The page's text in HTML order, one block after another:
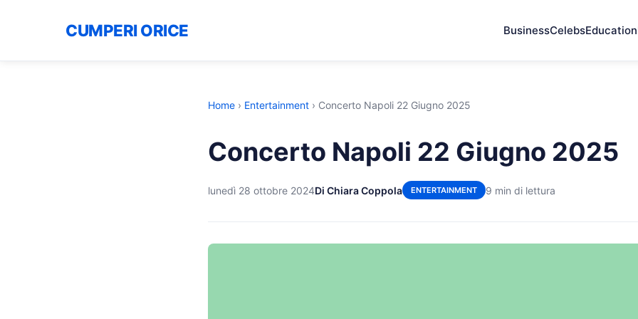
CUMPERI ORICE BusinessCelebsEducation
Home › Entertainment › Concerto Napoli 22 Giugno 2025
Concerto Napoli 22 Giugno 2025
lunedì 28 ottobre 2024Di Chiara Coppola ENTERTAINMENT 9 min di lettura